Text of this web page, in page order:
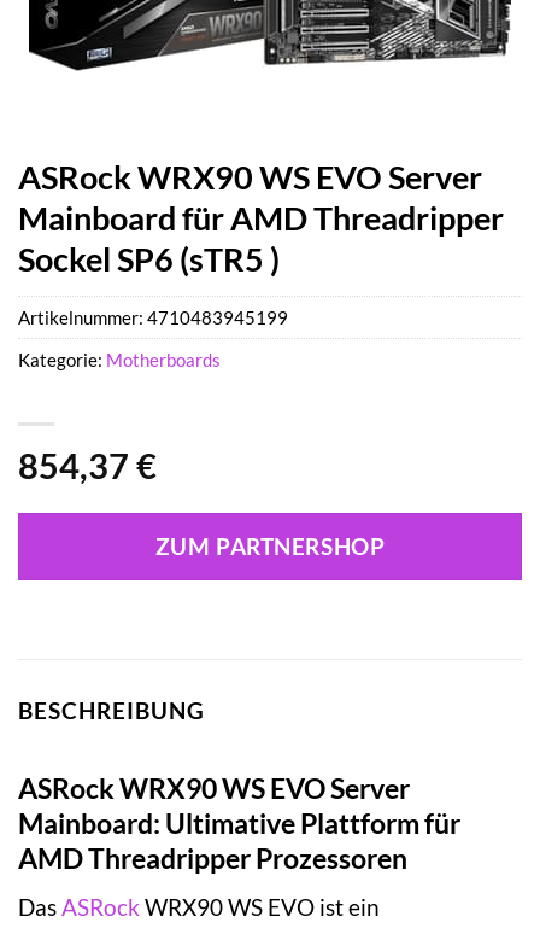
ASRock WRX90 WS EVO Server
Mainboard für AMD Threadripper
Sockel SP6 (sTR5 )
854,37 €
ZUM PARTNERSHOP
Artikelnummer: 4710483945199
Kategorie: Motherboards
BESCHREIBUNG
ASRock WRX90 WS EVO Server
Mainboard: Ultimative Plattform für
AMD Threadripper Prozessoren
DasASRock WRX90 WS EVO ist ein